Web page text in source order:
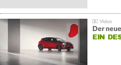
Der
EIN